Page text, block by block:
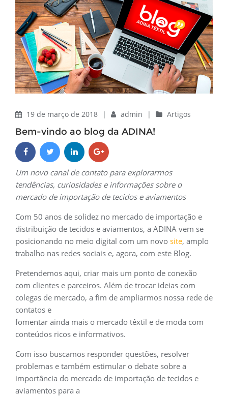
19 de março de 2018 | admin | Artigos
Bem-vindo ao blog da ADINA!
Um novo canal de contato para explorarmos
tendências, curiosidades e informações sobre o
mercado de importação de tecidos e aviamentos
Com 50 anos de solidez no mercado de importação e
distribuição de tecidos e aviamentos, a ADINA vem se
posicionando no meio digital com um novo site, amplo
trabalho nas redes sociais e, agora, com este Blog.
Pretendemos aqui, criar mais um ponto de conexão
com clientes e parceiros. Além de trocar ideias com
colegas de mercado, a fim de ampliarmos nossa rede de
contatos e
fomentar ainda mais o mercado têxtil e de moda com
conteúdos ricos e informativos.
Com isso buscamos responder questões, resolver
problemas e também estimular o debate sobre a
importância do mercado de importação de tecidos e
aviamentos para a